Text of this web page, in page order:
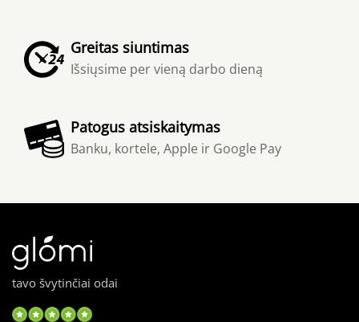
Greitas siuntimas
Išsiųsime per vieną darbo dieną
Patogus atsiskaitymas
Banku, kortele, Apple ir Google Pay
tavo švytinčiai odai